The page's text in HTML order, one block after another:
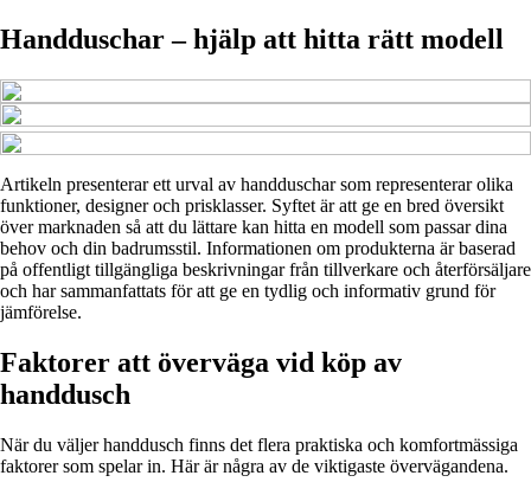
Handduschar – hjälp att hitta rätt modell
Artikeln presenterar ett urval av handduschar som representerar olika
funktioner, designer och prisklasser. Syftet är att ge en bred översikt
över marknaden så att du lättare kan hitta en modell som passar dina
behov och din badrumsstil. Informationen om produkterna är baserad
på offentligt tillgängliga beskrivningar från tillverkare och återförsäljare
och har sammanfattats för att ge en tydlig och informativ grund för
jämförelse.
Faktorer att överväga vid köp av
handdusch
När du väljer handdusch finns det flera praktiska och komfortmässiga
faktorer som spelar in. Här är några av de viktigaste övervägandena.